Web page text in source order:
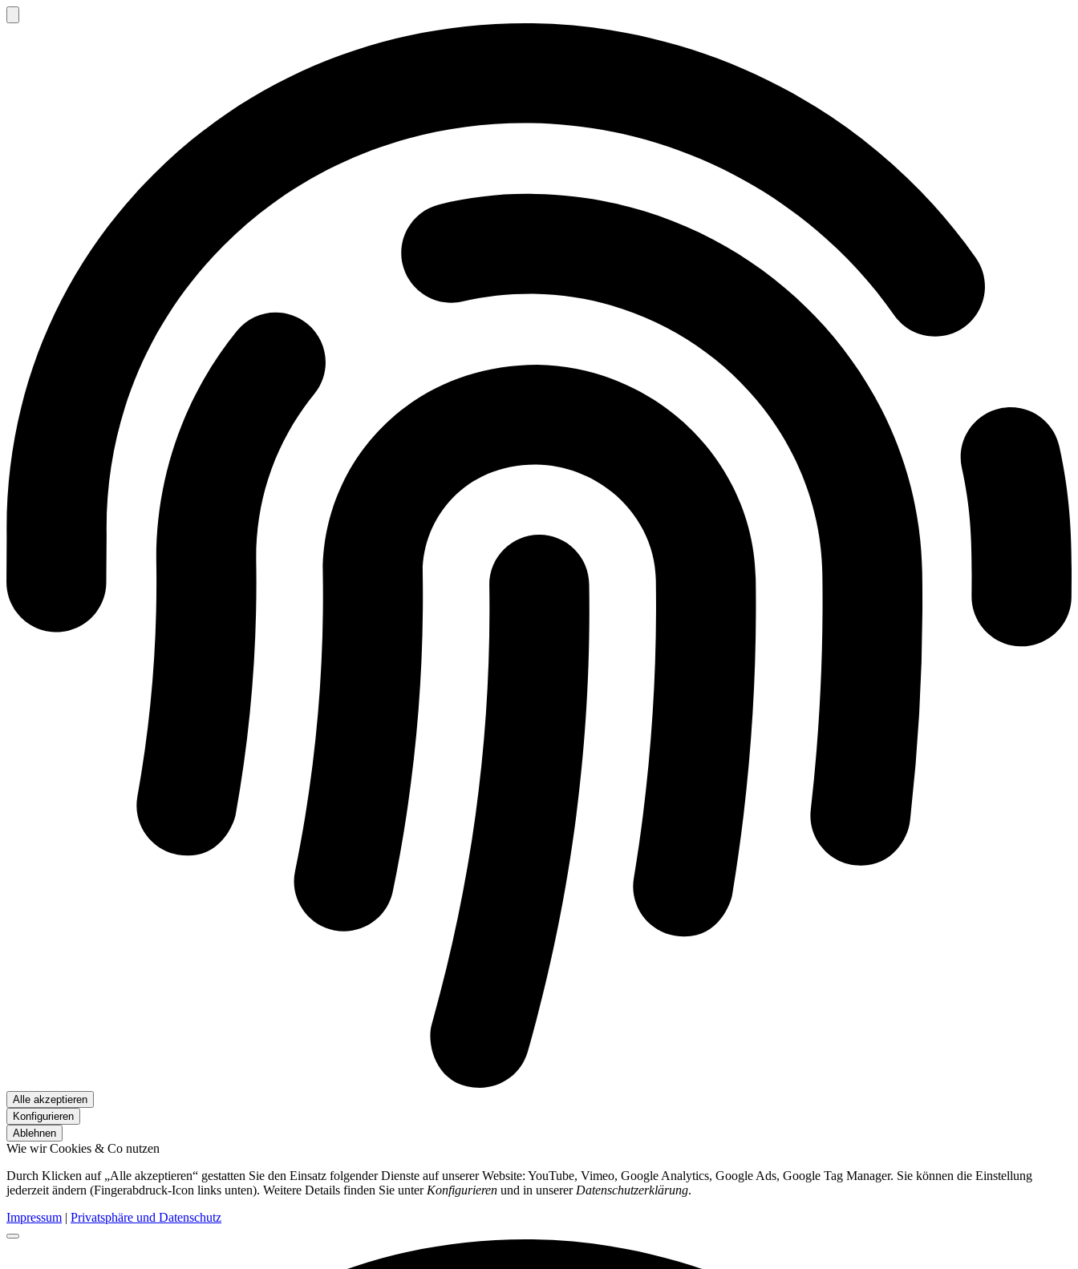
Alle akzeptieren
Konfigurieren
Ablehnen
Wie wir Cookies & Co nutzen
Durch Klicken auf „Alle akzeptieren“ gestatten Sie den Einsatz folgender Dienste auf unserer Website: YouTube, Vimeo, Google Analytics, Google Ads, Google Tag Manager. Sie können die Einstellung
jederzeit ändern (Fingerabdruck-Icon links unten). Weitere Details finden Sie unter Konfigurieren und in unserer Datenschutzerklärung.
Impressum | Privatsphäre und Datenschutz